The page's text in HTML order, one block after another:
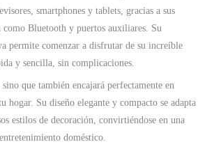
smartphones y tablets, gracias a sus
como Bluetooth y puertos auxiliares. Su
permite comenzar a disfrutar de su increíble
y sencilla, sin complicaciones.
que también encajará perfectamente en
hogar. Su diseño elegante y compacto se adapta
estilos de decoración, convirtiéndose en una
doméstico.